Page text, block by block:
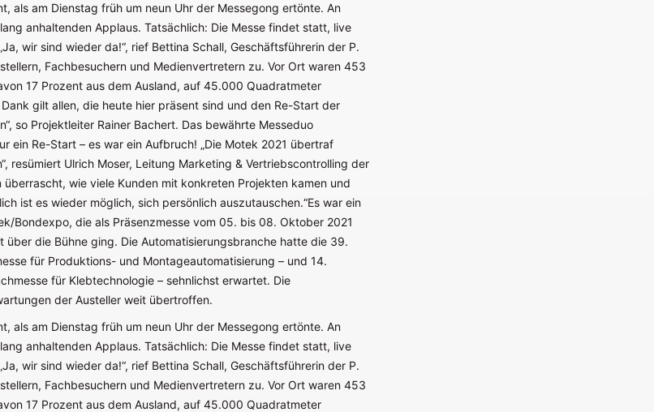
als am Dienstag früh um neun Uhr der Messegong ertönte. An
anhaltenden Applaus. Tatsächlich: Die Messe findet statt, live
wir sind wieder da!“, rief Bettina Schall, Geschäftsführerin der P.
Fachbesuchern und Medienvertretern zu. Vor Ort waren 453
17 Prozent aus dem Ausland, auf 45.000 Quadratmeter
gilt allen, die heute hier präsent sind und den Re-Start der
so Projektleiter Rainer Bachert. Das bewährte Messeduo
ein Re-Start – es war ein Aufbruch! „Die Motek 2021 übertraf
resümiert Ulrich Moser, Leitung Marketing & Vertriebscontrolling der
überrascht, wie viele Kunden mit konkreten Projekten kamen und
ist es wieder möglich, sich persönlich auszutauschen.“Es war ein
Bondexpo, die als Präsenzmesse vom 05. bis 08. Oktober 2021
über die Bühne ging. Die Automatisierungsbranche hatte die 39.
für Produktions- und Montageautomatisierung – und 14.
für Klebtechnologie – sehnlichst erwartet. Die
der Austeller weit übertroffen.
als am Dienstag früh um neun Uhr der Messegong ertönte. An
anhaltenden Applaus. Tatsächlich: Die Messe findet statt, live
wir sind wieder da!“, rief Bettina Schall, Geschäftsführerin der P.
Fachbesuchern und Medienvertretern zu. Vor Ort waren 453
17 Prozent aus dem Ausland, auf 45.000 Quadratmeter